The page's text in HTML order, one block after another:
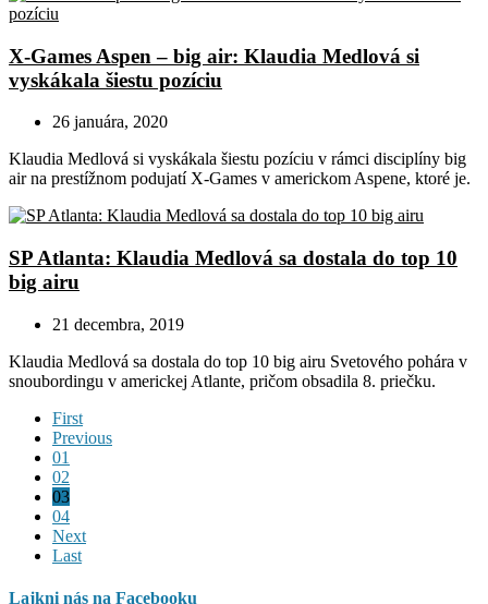
X-Games Aspen – big air: Klaudia Medlová si
vyskákala šiestu pozíciu
26 januára, 2020
Klaudia Medlová si vyskákala šiestu pozíciu v rámci disciplíny big
air na prestížnom podujatí X-Games v americkom Aspene, ktoré je.
SP Atlanta: Klaudia Medlová sa dostala do top 10
big airu
21 decembra, 2019
Klaudia Medlová sa dostala do top 10 big airu Svetového pohára v
snoubordingu v americkej Atlante, pričom obsadila 8. priečku.
First
Previous
01
02
03
04
Next
Last
Lajkni nás na Facebooku